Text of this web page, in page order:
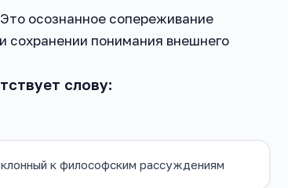
осознанное сопереживание
сохранении понимания внешнего
слову:
к философским рассуждениям